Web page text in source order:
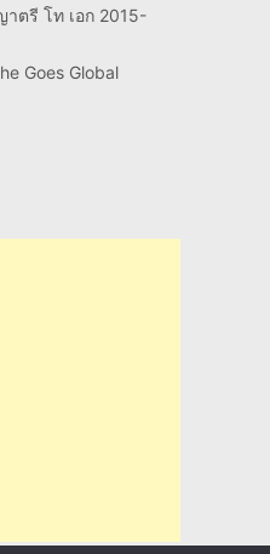
ตรี โท เอก 2015-
Goes Global